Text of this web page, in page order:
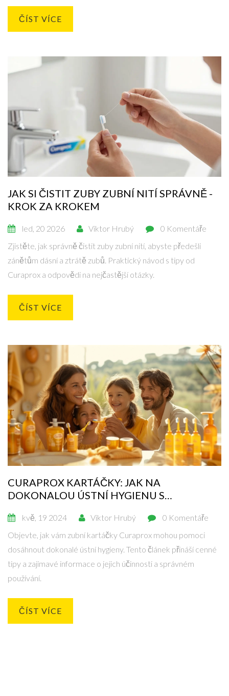
ČÍST VÍCE
JAK SI ČISTIT ZUBY ZUBNÍ NITÍ SPRÁVNĚ -
KROK ZA KROKEM
led, 20 2026 Viktor Hrubý
0 Komentáře
Zjistěte, jak správně čistit zuby zubní nití, abyste předešli
zánětům dásní a ztrátě zubů. Praktický návod s tipy od
Curaprox a odpovědi na nejčastější otázky.
ČÍST VÍCE
CURAPROX KARTÁČKY: JAK NA
DOKONALOU ÚSTNÍ HYGIENU S
kvě, 19 2024 Viktor Hrubý
0 Komentáře
Objevte, jak vám zubní kartáčky Curaprox mohou pomoci
dosáhnout dokonalé ústní hygieny. Tento článek přináší cenné
tipy a zajímavé informace o jejich účinnosti a správném
používání.
ČÍST VÍCE